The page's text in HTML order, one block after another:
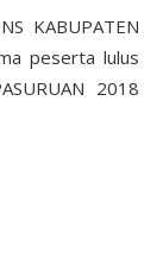
KABUPATEN
peserta lulus
2018